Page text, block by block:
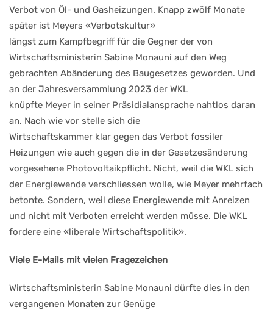
Verbot von Öl- und Gasheizungen. Knapp zwölf Monate
später ist Meyers «Verbotskultur»
längst zum Kampfbegriff für die Gegner der von
Wirtschaftsministerin Sabine Monauni auf den Weg
gebrachten Abänderung des Baugesetzes geworden. Und
an der Jahresversammlung 2023 der WKL
knüpfte Meyer in seiner Präsidialansprache nahtlos daran
an. Nach wie vor stelle sich die
Wirtschaftskammer klar gegen das Verbot fossiler
Heizungen wie auch gegen die in der Gesetzesänderung
vorgesehene Photovoltaikpflicht. Nicht, weil die WKL sich
der Energiewende verschliessen wolle, wie Meyer mehrfach
betonte. Sondern, weil diese Energiewende mit Anreizen
und nicht mit Verboten erreicht werden müsse. Die WKL
fordere eine «liberale Wirtschaftspolitik».
Viele E-Mails mit vielen Fragezeichen
Wirtschaftsministerin Sabine Monauni dürfte dies in den
vergangenen Monaten zur Genüge